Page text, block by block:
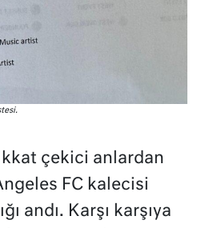
çekici anlardan
FC kalecisi
andı. Karşı karşıya